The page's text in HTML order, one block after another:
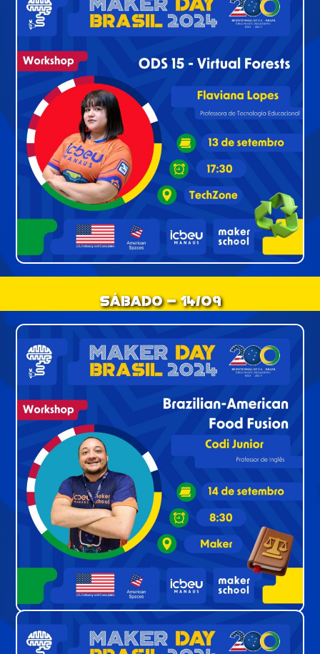
Sábado - 14/09